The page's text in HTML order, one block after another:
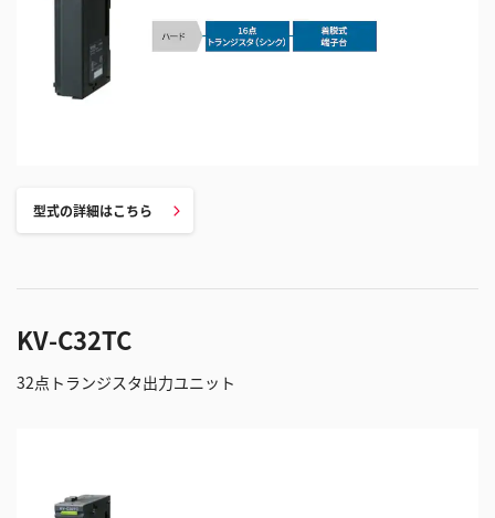
型式の詳細はこちら
KV-C32TC
32点トランジスタ出力ユニット